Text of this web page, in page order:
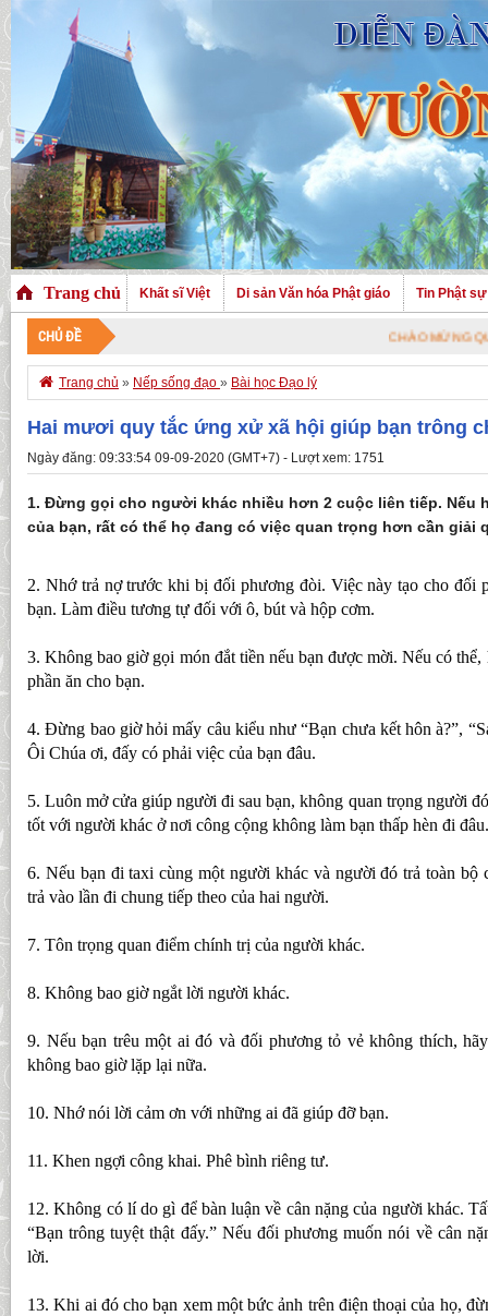
Trang chủ Khất sĩ Việt Di sản Văn hóa Phật giáo Tin Phật sự
CHỦ ĐỀ CHÀO MỪNG QUÝ VỊ ĐÃ
 Trang chủ » Nếp sống đạo » Bài học Đạo lý
Hai mươi quy tắc ứng xử xã hội giúp bạn trông
Ngày đăng: 09:33:54 09-09-2020 (GMT+7) - Lượt xem: 1751
1. Đừng gọi cho người khác nhiều hơn 2 cuộc liên tiếp. Nếu
của bạn, rất có thể họ đang có việc quan trọng hơn cần giải
2. Nhớ trả nợ trước khi bị đối phương đòi. Việc này tạo cho đối
bạn. Làm điều tương tự đối với ô, bút và hộp cơm.
3. Không bao giờ gọi món đắt tiền nếu bạn được mời. Nếu có
phần ăn cho bạn.
4. Đừng bao giờ hỏi mấy câu kiểu như “Bạn chưa kết hôn à?”,
Ôi Chúa ơi, đấy có phải việc của bạn đâu.
5. Luôn mở cửa giúp người đi sau bạn, không quan trọng người
tốt với người khác ở nơi công cộng không làm bạn thấp hèn đi đâu.
6. Nếu bạn đi taxi cùng một người khác và người đó trả toàn bộ
trả vào lần đi chung tiếp theo của hai người.
7. Tôn trọng quan điểm chính trị của người khác.
8. Không bao giờ ngắt lời người khác.
9. Nếu bạn trêu một ai đó và đối phương tỏ vẻ không thích,
không bao giờ lặp lại nữa.
10. Nhớ nói lời cảm ơn với những ai đã giúp đỡ bạn.
11. Khen ngợi công khai. Phê bình riêng tư.
12. Không có lí do gì để bàn luận về cân nặng của người khác.
“Bạn trông tuyệt thật đấy.” Nếu đối phương muốn nói về cân
lời.
13. Khi ai đó cho bạn xem một bức ảnh trên điện thoại của họ,